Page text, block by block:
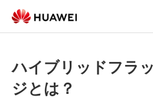
ハイブリッドフラ
ジとは？